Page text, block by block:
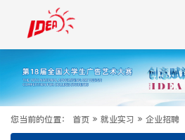
您当前的位置： 首页 » 就业实习 » 企业招聘